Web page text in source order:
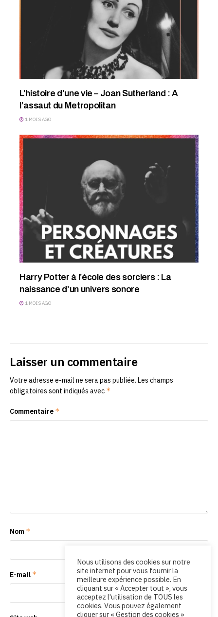
L’histoire d’une vie – Joan Sutherland : A
l’assaut du Metropolitan
1 MOIS AGO
Harry Potter à l’école des sorciers : La
naissance d’un univers sonore
1 MOIS AGO
Laisser un commentaire
Votre adresse e-mail ne sera pas publiée. Les champs
obligatoires sont indiqués avec *
Commentaire *
Nom *
E-mail *
Nous utilisons des cookies sur notre
site internet pour vous fournir la
meilleure expérience possible. En
cliquant sur « Accepter tout », vous
acceptez l'utilisation de TOUS les
cookies. Vous pouvez également
cliquer sur « Gestion des cookies »